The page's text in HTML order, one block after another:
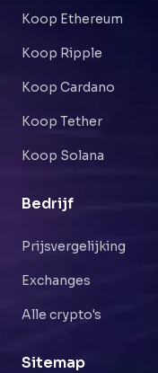
Koop Ethereum
Koop Ripple
Koop Cardano
Koop Tether
Koop Solana
Bedrijf
Prijsvergelijking
Exchanges
Alle crypto's
Sitemap